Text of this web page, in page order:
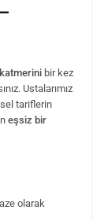
bir kez
Ustalarımız
tariflerin
eşsiz bir
olarak